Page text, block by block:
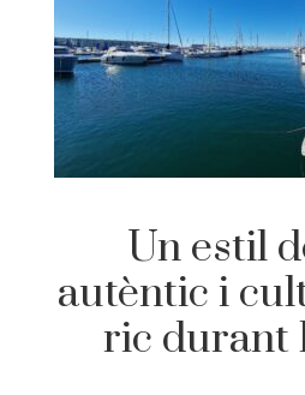
Un estil
autèntic i
ric durant